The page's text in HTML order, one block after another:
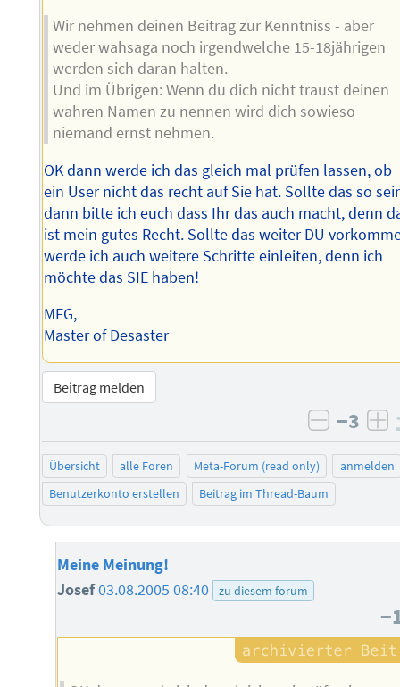
Wir nehmen deinen Beitrag zur Kenntniss - aber
weder wahsaga noch irgendwelche 15-18jährigen
werden sich daran halten.
Und im Übrigen: Wenn du dich nicht traust deinen
wahren Namen zu nennen wird dich sowieso
niemand ernst nehmen.
OK dann werde ich das gleich mal prüfen lassen, ob
ein User nicht das recht auf Sie hat. Sollte das so
dann bitte ich euch dass Ihr das auch macht, denn
ist mein gutes Recht. Sollte das weiter DU
werde ich auch weitere Schritte einleiten, denn ich
möchte das SIE haben!
MFG,
Master of Desaster
Beitrag melden
negativ
−3
Übersicht alle Foren Meta-Forum (read only)
anmelden
Benutzerkonto erstellen
Beitrag im Thread-Baum
Meine Meinung!
Josef03.08.2005 08:40 zu diesem forum